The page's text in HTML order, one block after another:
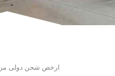
ارخص شحن دولى